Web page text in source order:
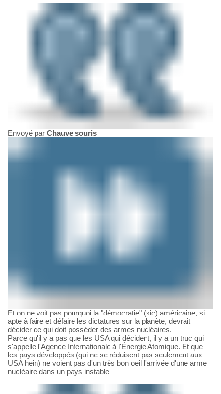
Envoyé par Chauve souris
Et on ne voit pas pourquoi la "démocratie" (sic) américaine, si
apte à faire et défaire les dictatures sur la planète, devrait
décider de qui doit posséder des armes nucléaires.
Parce qu'il y a pas que les USA qui décident, il y a un truc qui
s'appelle l'Agence Internationale à l'Énergie Atomique. Et que
les pays développés (qui ne se réduisent pas seulement aux
USA hein) ne voient pas d'un très bon oeil l'arrivée d'une arme
nucléaire dans un pays instable.